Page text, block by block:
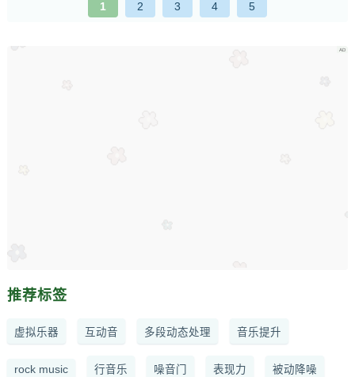
1 2 3 4 5
推荐标签
虚拟乐器 互动音 多段动态处理 音乐提升
rock music 行音乐 噪音门 表现力 被动降噪